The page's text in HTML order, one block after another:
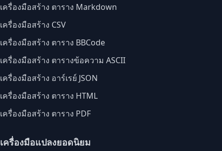
เครื่องมือสร้าง ตาราง Markdown
เครื่องมือสร้าง CSV
เครื่องมือสร้าง ตาราง BBCode
เครื่องมือสร้าง ตารางข้อความ ASCII
เครื่องมือสร้าง อาร์เรย์ JSON
เครื่องมือสร้าง ตาราง HTML
เครื่องมือสร้าง ตาราง PDF
เครื่องมือแปลงยอดนิยม